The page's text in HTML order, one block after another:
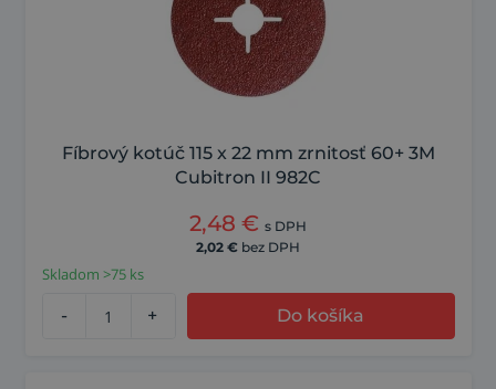
Fíbrový kotúč 115 x 22 mm zrnitosť 60+ 3M
Cubitron II 982C
2,48 € s DPH
2,02 € bez DPH
Skladom >75 ks
- + Do košíka